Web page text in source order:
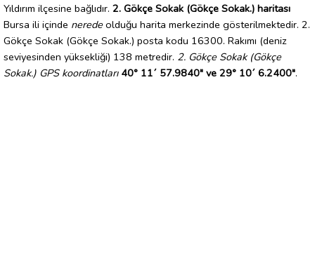
Yıldırım ilçesine bağlıdır. 2. Gökçe Sokak (Gökçe Sokak.) haritası
Bursa ili içinde nerede olduğu harita merkezinde gösterilmektedir. 2.
Gökçe Sokak (Gökçe Sokak.) posta kodu 16300. Rakımı (deniz
seviyesinden yüksekliği) 138 metredir. 2. Gökçe Sokak (Gökçe
Sokak.) GPS koordinatları 40° 11´ 57.9840" ve 29° 10´ 6.2400".